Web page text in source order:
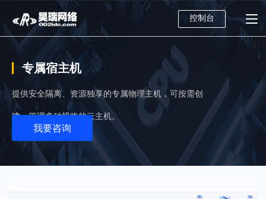
控制台
专属宿主机
提供安全隔离、资源独享的专属物理主机，可按需创
建、管理多种规格的云主机。
我要咨询